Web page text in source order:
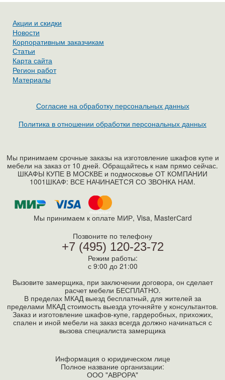
Акции и скидки
Новости
Корпоративным заказчикам
Статьи
Карта сайта
Регион работ
Материалы
Согласие на обработку персональных данных
Политика в отношении обработки персональных данных
Мы принимаем срочные заказы на изготовление шкафов купе и
мебели на заказ от 10 дней. Обращайтесь к нам прямо сейчас.
ШКАФЫ КУПЕ В МОСКВЕ и подмосковье ОТ КОМПАНИИ
1001ШКАФ: ВСЕ НАЧИНАЕТСЯ СО ЗВОНКА НАМ.
Мы принимаем к оплате МИР, Visa, MasterСard
Позвоните по телефону
+7 (495) 120-23-72
Режим работы:
с 9:00 до 21:00
Вызовите замерщика, при заключении договора, он сделает
расчет мебели БЕСПЛАТНО.
В пределах МКАД выезд бесплатный, для жителей за
пределами МКАД стоимость выезда уточняйте у консультантов.
Заказ и изготовление шкафов-купе, гардеробных, прихожих,
спален и иной мебели на заказ всегда должно начинаться с
вызова специалиста замерщика
Информация о юридическом лице
Полное название организации:
ООО "АВРОРА"